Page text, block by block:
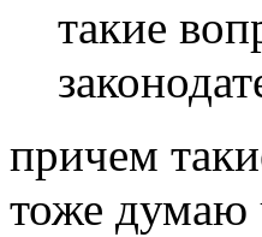
такие
причем
тоже думаю